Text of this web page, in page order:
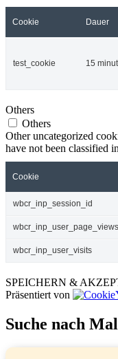
Cookie Dauer
test_cookie 15
Others
Others
Other uncategorized
have not been classified
Cookie
wbcr_inp_session_id
wbcr_inp_user_page_views
wbcr_inp_user_visits
SPEICHERN &
Präsentiert von
Suche nach